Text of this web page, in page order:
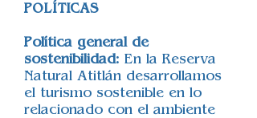
POLÍTICAS
Política general de
sostenibilidad: En la Reserva
Natural Atitlán desarrollamos
el turismo sostenible en lo
relacionado con el ambiente